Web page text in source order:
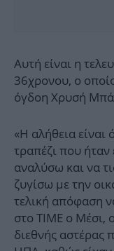
Αυτή είναι η
36χρονου, ο
όγδοη Χρυσή
«Η αλήθεια είναι
τραπέζι που ήταν
αναλύσω και να
ζυγίσω με την
τελική απόφαση
στο TIME ο Μέσι,
διεθνής